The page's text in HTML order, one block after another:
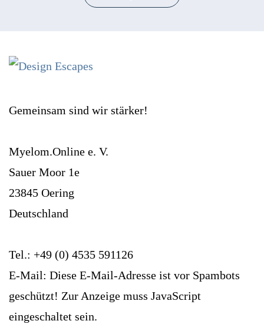
Gemeinsam sind wir stärker!
Myelom.Online e. V.
Sauer Moor 1e
23845 Oering
Deutschland
Tel.: +49 (0) 4535 591126
E-Mail: Diese E-Mail-Adresse ist vor Spambots
geschützt! Zur Anzeige muss JavaScript
eingeschaltet sein.